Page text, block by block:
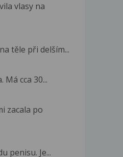
vlasy na
těle při delším...
cca 30...
zacala po
penisu. Je...